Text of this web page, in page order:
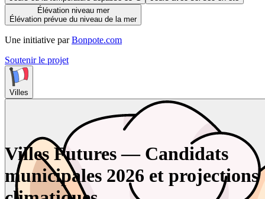
Élévation niveau mer
Élévation prévue du niveau de la mer
Une initiative par Bonpote.com
Soutenir le projet
Villes
Villes Futures — Candidats
municipales 2026 et projections